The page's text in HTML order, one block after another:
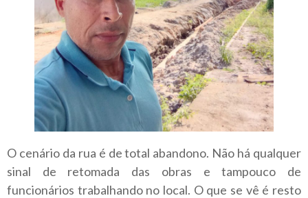
O cenário da rua é de total abandono. Não há qualquer
sinal de retomada das obras e tampouco de
funcionários trabalhando no local. O que se vê é resto